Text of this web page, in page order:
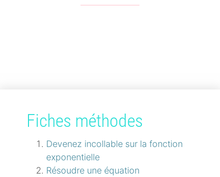
Fiches méthodes
Devenez incollable sur la fonction
exponentielle
Résoudre une équation